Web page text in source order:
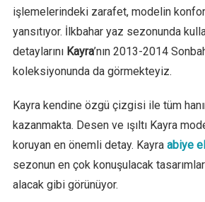
işlemelerindeki zarafet, modelin
yansıtıyor. İlkbahar yaz sezonunda
detaylarını Kayra’nın 2013-2014
koleksiyonunda da görmekteyiz.
Kayra kendine özgü çizgisi ile tüm
kazanmakta. Desen ve ışıltı Kayra
koruyan en önemli detay. Kayra abiye
sezonun en çok konuşulacak
alacak gibi görünüyor.